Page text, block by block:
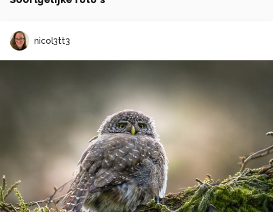
nicol3tt3